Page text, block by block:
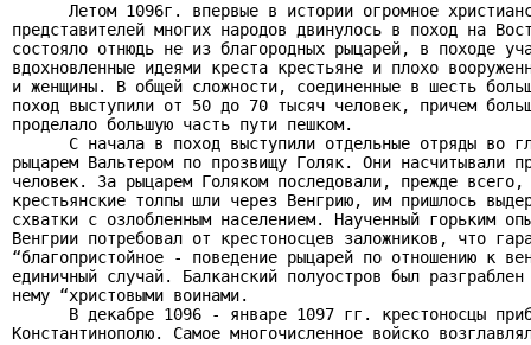
Летом 1096г. впервые в истории огромное
представителей многих народов двинулось в поход на
состояло отнюдь не из благородных рыцарей, в походе
вдохновленные идеями креста крестьяне и плохо
и женщины. В общей сложности, соединенные в шесть
поход выступили от 50 до 70 тысяч человек, причем
проделало большую часть пути пешком.
С начала в поход выступили отдельные отряды во
рыцарем Вальтером по прозвищу Голяк. Они насчитывали
человек. За рыцарем Голяком последовали, прежде
крестьянские толпы шли через Венгрию, им пришлось
схватки с озлобленным населением. Наученный горьким
Венгрии потребовал от крестоносцев заложников, что
“благопристойное - поведение рыцарей по отношению к
единичный случай. Балканский полуостров был разграблен
нему “христовыми воинами.
В декабре 1096 - январе 1097 гг. крестоносцы
Константинополю. Самое многочисленное войско